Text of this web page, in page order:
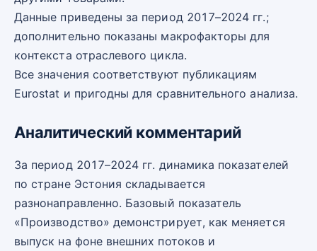
Данные приведены за период 2017–2024 гг.;
дополнительно показаны макрофакторы для
контекста отраслевого цикла.
Все значения соответствуют публикациям
Eurostat и пригодны для сравнительного анализа.
Аналитический комментарий
За период 2017–2024 гг. динамика показателей
по стране Эстония складывается
разнонаправленно. Базовый показатель
«Производство» демонстрирует, как меняется
выпуск на фоне внешних потоков и